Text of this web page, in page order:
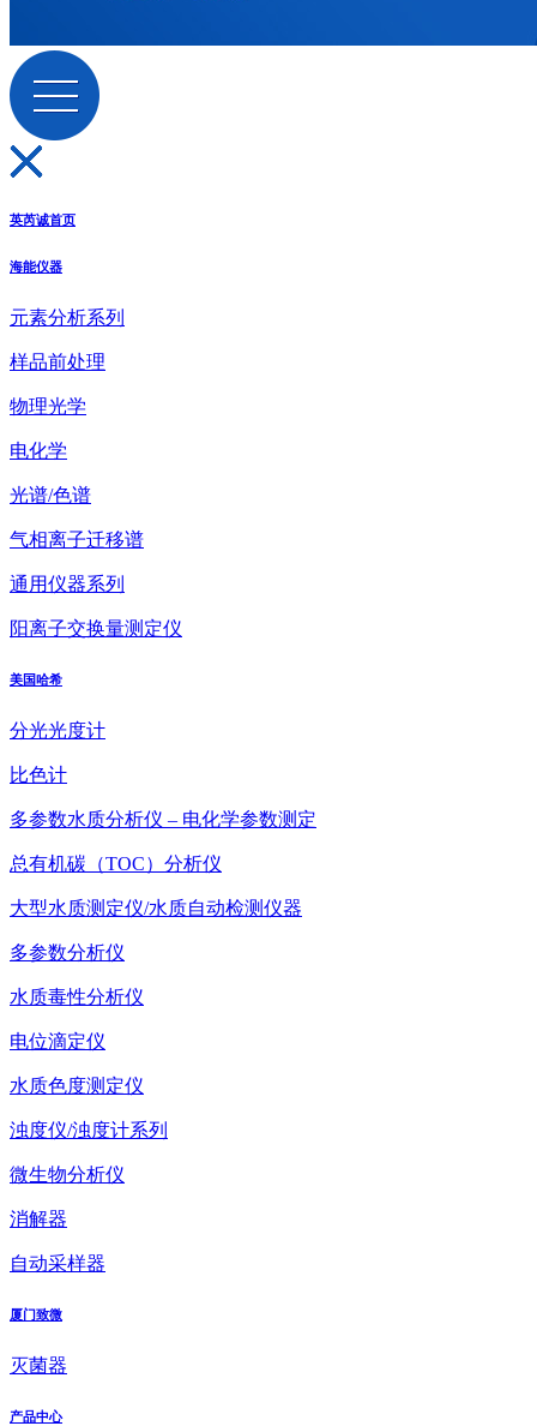
英芮诚首页
海能仪器
元素分析系列
样品前处理
物理光学
电化学
光谱/色谱
气相离子迁移谱
通用仪器系列
阳离子交换量测定仪
美国哈希
分光光度计
比色计
多参数水质分析仪 – 电化学参数测定
总有机碳（TOC）分析仪
大型水质测定仪/水质自动检测仪器
多参数分析仪
水质毒性分析仪
电位滴定仪
水质色度测定仪
浊度仪/浊度计系列
微生物分析仪
消解器
自动采样器
厦门致微
灭菌器
产品中心